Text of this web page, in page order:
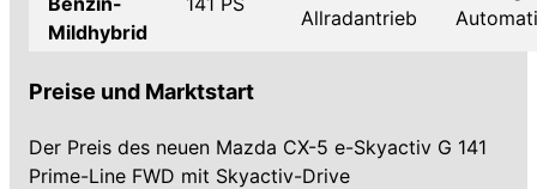
Mildhybrid
Allradantrieb
Preise und Marktstart
Der Preis des neuen Mazda CX-5 e-Skyactiv G 141
Prime-Line FWD mit Skyactiv-Drive